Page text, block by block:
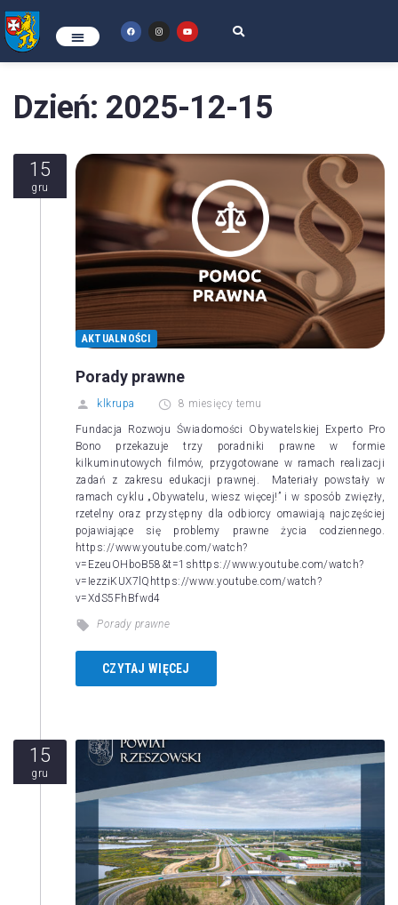
Dzień: 2025-12-15
15
gru
AKTUALNOŚCI
Porady prawne
klkrupa 8 miesięcy temu
Fundacja Rozwoju Świadomości Obywatelskiej Experto Pro
Bono przekazuje trzy poradniki prawne w formie
kilkuminutowych filmów, przygotowane w ramach realizacji
zadań z zakresu edukacji prawnej. Materiały powstały w
ramach cyklu „Obywatelu, wiesz więcej!” i w sposób zwięzły,
rzetelny oraz przystępny dla odbiorcy omawiają najczęściej
pojawiające się problemy prawne życia codziennego.
https://www.youtube.com/watch?
v=EzeuOHboB58&t=1shttps://www.youtube.com/watch?
v=IezziKUX7lQhttps://www.youtube.com/watch?
v=XdS5FhBfwd4
Porady prawne
CZYTAJ WIĘCEJ
15
gru